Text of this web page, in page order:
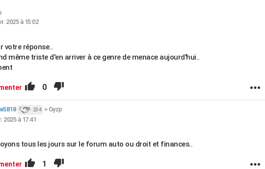
2025 à 15:02
votre réponse..
même triste d'en arriver à ce genre de menace aujourd'hui..
0
234 > Gyzp
2025 à 17:41
tous les jours sur le forum auto ou droit et finances..
1